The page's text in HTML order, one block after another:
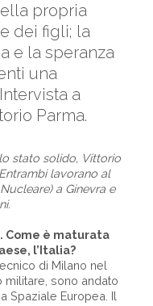
propria
dei figli; la
e la speranza
una
a
Parma.
stato solido, Vittorio
lavorano al
a Ginevra e
Come è maturata
l’Italia?
di Milano nel
militare, sono andato
Spaziale Europea. Il